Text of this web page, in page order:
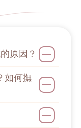
原因？
如何撫